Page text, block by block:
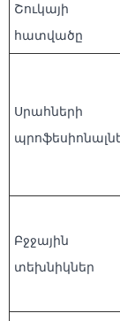
Շուկայի
հատվածը
Սրահների
Բջջային
տեխնիկներ